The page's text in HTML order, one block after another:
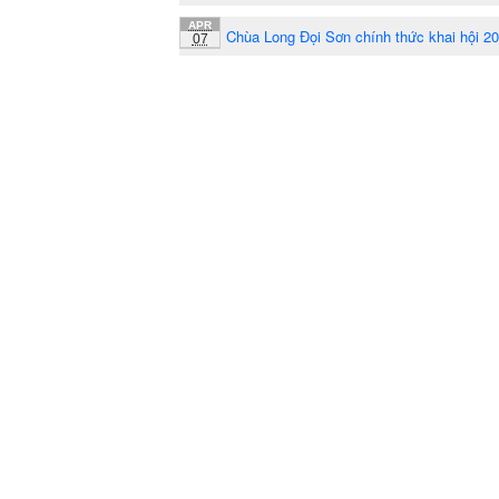
APR
07 Chùa Long Đọi Sơn chính thức khai hội